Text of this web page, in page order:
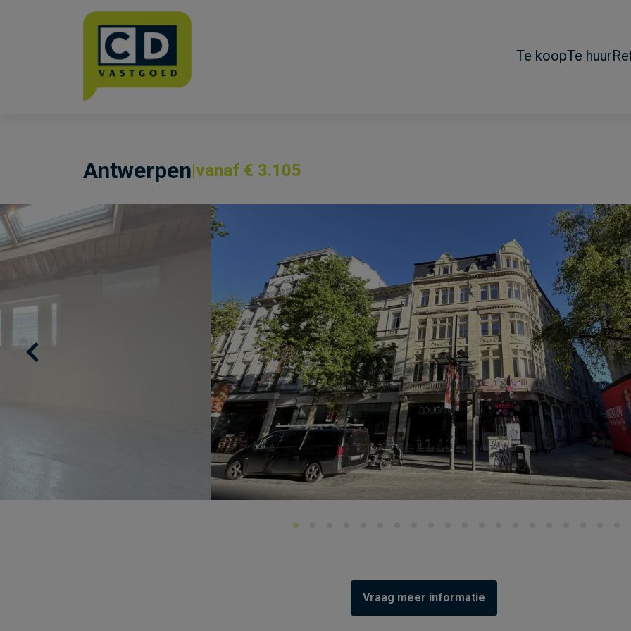
Menu overslaan en naar de inhoud gaan
Te koopTe huur
Antwerpen vanaf € 3.105
Previous
Vraag meer informatie